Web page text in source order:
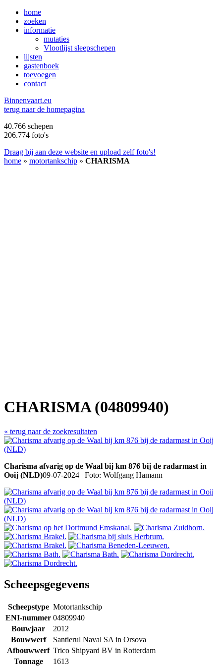
home
zoeken
informatie
mutaties
Vlootlijst sleepschepen
lijsten
gastenboek
toevoegen
contact
Binnenvaart.eu
terug naar de homepagina
40.766 schepen
206.774 foto's
Draag bij aan deze website en upload zelf foto's!
home » motortankschip » CHARISMA
CHARISMA (04809940)
« terug naar de zoekresultaten
Charisma afvarig op de Waal bij km 876 bij de radarmast in
Ooij (NLD)09-07-2024 | Foto: Wolfgang Hamann
Scheepsgegevens
Scheepstype Motortankschip
ENI-nummer 04809940
Bouwjaar
2012
Bouwwerf
Santierul Naval SA in Orsova
Afbouwwerf Trico Shipyard BV in Rotterdam
Tonnage
1613